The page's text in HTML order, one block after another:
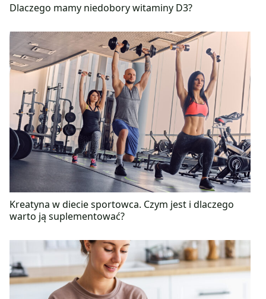
Dlaczego mamy niedobory witaminy D3?
Kreatyna w diecie sportowca. Czym jest i dlaczego
warto ją suplementować?